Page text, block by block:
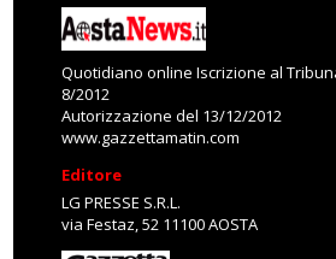
Quotidiano online Iscrizione al
8/2012
Autorizzazione del 13/12/2012
www.gazzettamatin.com
Editore
LG PRESSE S.R.L.
via Festaz, 52 11100 AOSTA